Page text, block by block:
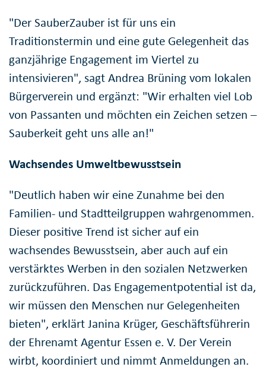
"Der SauberZauber ist für uns ein
Traditionstermin und eine gute Gelegenheit das
ganzjährige Engagement im Viertel zu
intensivieren", sagt Andrea Brüning vom lokalen
Bürgerverein und ergänzt: "Wir erhalten viel Lob
von Passanten und möchten ein Zeichen setzen –
Sauberkeit geht uns alle an!"
Wachsendes Umweltbewusstsein
"Deutlich haben wir eine Zunahme bei den
Familien- und Stadtteilgruppen wahrgenommen.
Dieser positive Trend ist sicher auf ein
wachsendes Bewusstsein, aber auch auf ein
verstärktes Werben in den sozialen Netzwerken
zurückzuführen. Das Engagementpotential ist da,
wir müssen den Menschen nur Gelegenheiten
bieten", erklärt Janina Krüger, Geschäftsführerin
der Ehrenamt Agentur Essen e. V. Der Verein
wirbt, koordiniert und nimmt Anmeldungen an.